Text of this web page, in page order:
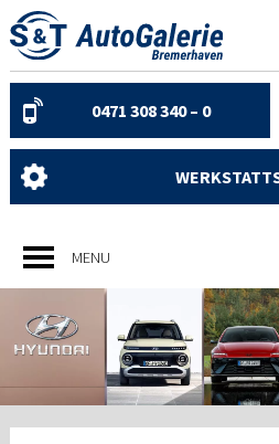
Skip
to
content
0471 308 340 – 0
MENU